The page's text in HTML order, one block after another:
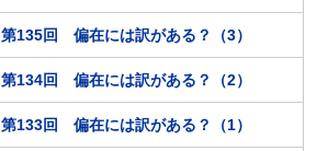
第135回 偏在には訳がある？（3）
第134回 偏在には訳がある？（2）
第133回 偏在には訳がある？（1）